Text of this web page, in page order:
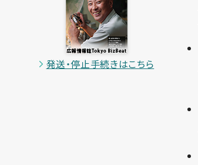
発送・停止手続きはこちら